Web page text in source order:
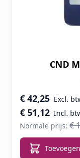
CND
Speciale prijs
€ 51,12
€ 42,25
Normale prijs: €